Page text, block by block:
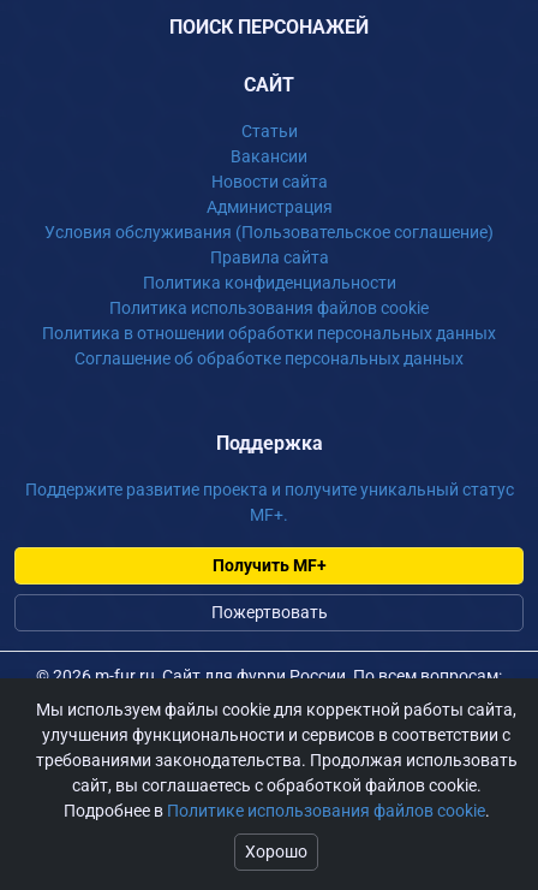
ПОИСК ПЕРСОНАЖЕЙ
САЙТ
Статьи
Вакансии
Новости сайта
Администрация
Условия обслуживания (Пользовательское соглашение)
Правила сайта
Политика конфиденциальности
Политика использования файлов cookie
Политика в отношении обработки персональных данных
Соглашение об обработке персональных данных
Поддержка
Поддержите развитие проекта и получите уникальный статус
MF+.
Получить MF+
Пожертвовать
©2026 m-fur.ru, Сайт для фурри России, По всем вопросам:
admin@m-fur.ru
Мы используем файлы cookie для корректной работы сайта,
улучшения функциональности и сервисов в соответствии с
требованиями законодательства. Продолжая использовать
сайт, вы соглашаетесь с обработкой файлов cookie.
Подробнее в Политике использования файлов cookie.
Хорошо